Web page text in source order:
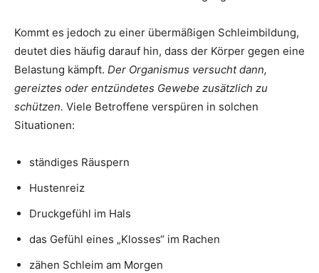
Kommt es jedoch zu einer übermäßigen Schleimbildung,
deutet dies häufig darauf hin, dass der Körper gegen eine
Belastung kämpft. Der Organismus versucht dann,
gereiztes oder entzündetes Gewebe zusätzlich zu
schützen. Viele Betroffene verspüren in solchen
Situationen:
ständiges Räuspern
Hustenreiz
Druckgefühl im Hals
das Gefühl eines „Klosses“ im Rachen
zähen Schleim am Morgen